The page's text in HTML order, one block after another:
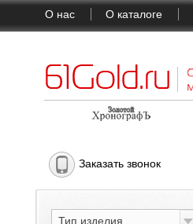
О нас О каталоге
Заказать звонок
Тип изделия